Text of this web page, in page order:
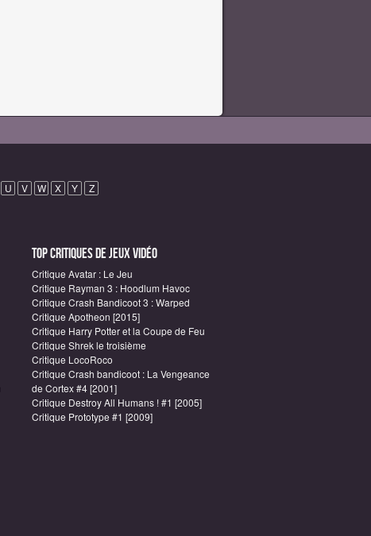
U V W X Y Z
Top critiques de Jeux vidéo
Critique Avatar : Le Jeu
Critique Rayman 3 : Hoodlum Havoc
Critique Crash Bandicoot 3 : Warped
Critique Apotheon [2015]
Critique Harry Potter et la Coupe de Feu
Critique Shrek le troisième
Critique LocoRoco
Critique Crash bandicoot : La Vengeance
de Cortex #4 [2001]
Critique Destroy All Humans ! #1 [2005]
Critique Prototype #1 [2009]